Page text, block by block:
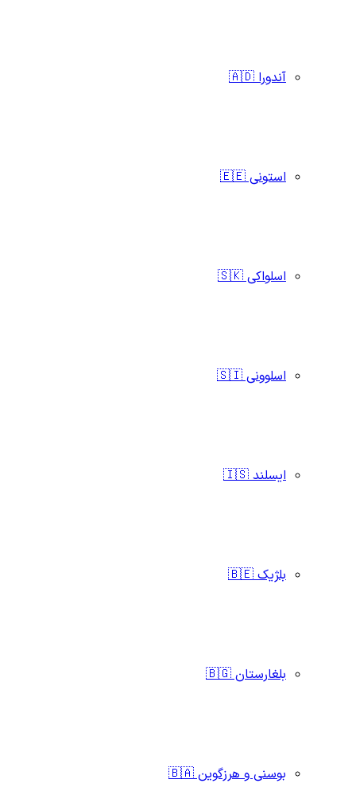
آندورا 🇦🇩
استونی 🇪🇪
اسلواکی 🇸🇰
اسلوونی 🇸🇮
ایسلند 🇮🇸
بلژیک 🇧🇪
بلغارستان 🇧🇬
بوسنی و هرزگوین 🇧🇦